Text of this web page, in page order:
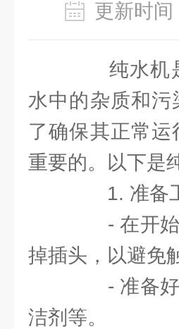
更新时
纯水机是
水中的杂质和
了确保其正常
重要的。以下是
1. 准备
- 在开始
掉插头，以避免
- 准备好
洁剂等。